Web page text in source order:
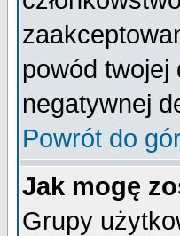
powód
negatywnej
Powrót do
Jak mogę
Grupy